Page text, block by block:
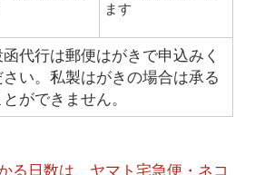
ます
代行は郵便はがきで申込みく
さい。私製はがきの場合は承る
とができません。
る日数は、ヤマト宅急便・ネコ